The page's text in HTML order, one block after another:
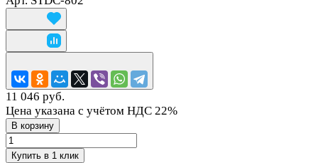
11 046 руб.
Цена указана с учётом НДС 22%
В корзину
Купить в 1 клик